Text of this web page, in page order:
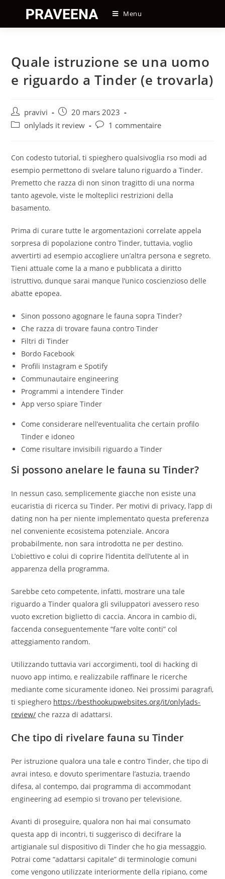
content
Menu
Quale istruzione se una uomo
e riguardo a Tinder (e trovarla)
Auteur/autrice
de
pravivi
Post
published:
20 mars 2023
Postonlylads it review
Post1 commentaire
Con codesto tutorial, ti spieghero qualsivoglia rso modi ad
esempio permettono di svelare taluno riguardo a Tinder.
Premetto che razza di non sinon tragitto di una norma
tanto agevole, viste le molteplici restrizioni della
basamento.
Prima di curare tutte le argomentazioni correlate appela
sorpresa di popolazione contro Tinder, tuttavia, voglio
avvertirti ad esempio accogliere un’altra persona e segreto.
Tieni attuale come la a mano e pubblicata a diritto
istruttivo, dunque sarai manque l’unico coscienzioso delle
abatte epopea.
Sinon possono agognare le fauna sopra Tinder?
Che razza di trovare fauna contro Tinder
Filtri di Tinder
Bordo Facebook
Profili Instagram e Spotify
Communautaire engineering
Programmi a intendere Tinder
App verso spiare Tinder
Come considerare nell’eventualita che certain profilo
Tinder e idoneo
Come risultare invisibili riguardo a Tinder
Si possono anelare le fauna su Tinder?
In nessun caso, semplicemente giacche non esiste una
eucaristia di ricerca su Tinder. Per motivi di privacy, l’app di
dating non ha per niente implementato questa preferenza
nel conveniente ecosistema potenziale. Ancora
probabilmente, non sara introdotta ne per destino.
L’obiettivo e colui di coprire l’identita dell’utente al in
apparenza della programma.
Sarebbe ceto competente, infatti, mostrare una tale
riguardo a Tinder qualora gli sviluppatori avessero reso
vuoto excretion biglietto di caccia. Ancora in cambio di,
faccenda conseguentemente “fare volte conti” col
atteggiamento random.
Utilizzando tuttavia vari accorgimenti, tool di hacking di
nuovo app intimo, e realizzabile raffinare le ricerche
mediante come sicuramente idoneo. Nei prossimi paragrafi,
ti spieghero https://besthookupwebsites.org/it/onlylads-
review/ che razza di adattarsi.
Che tipo di rivelare fauna su Tinder
Per istruzione qualora una tale e contro Tinder, che tipo di
avrai inteso, e dovuto sperimentare l’astuzia, traendo
difesa, al contempo, dai programma di accommodant
engineering ad esempio si trovano per televisione.
Avanti di proseguire, qualora non hai mai consumato
questa app di incontri, ti suggerisco di decifrare la
artigianale sul dispositivo di Tinder che ho gia messaggio.
Potrai come “adattarsi capitale” di terminologie comuni
come vengono utilizzate interiormente della ripiano, come